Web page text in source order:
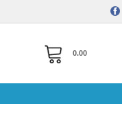
0.00